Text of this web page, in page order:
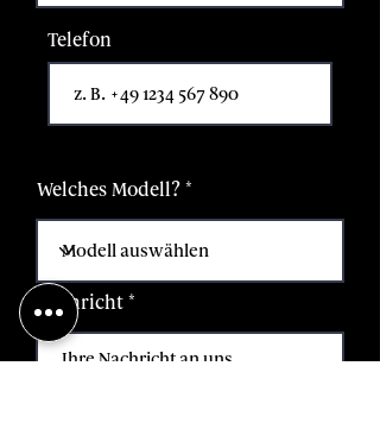
Telefon
Welches Modell?
Nachricht